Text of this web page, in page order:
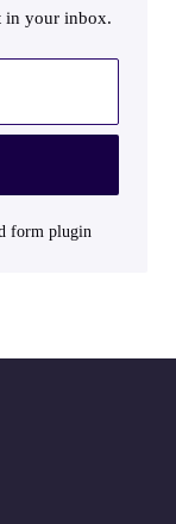
in your inbox.
form plugin